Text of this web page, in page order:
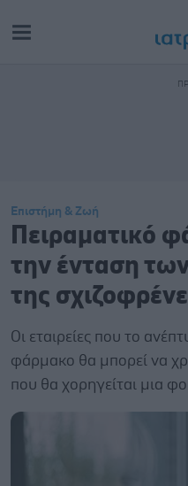
Επιστήμη & Ζωή
Πειραματικό
την ένταση
της
Οι εταιρείες που το
φάρμακο θα μπορεί να
που θα χορηγείται μια